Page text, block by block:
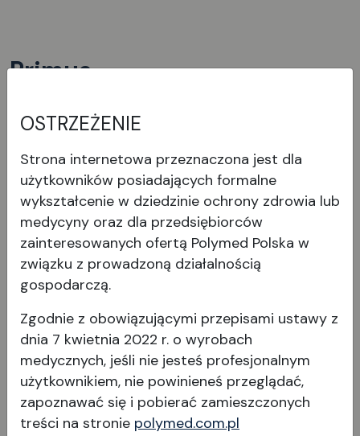
Primus
Stół operacyjny PRIMUS to pierwszy wybór, jeśli
szerokiej gamy zastosowań operacyjnych.
Wielofunkcyjny i zawierający wszystkie dodatki -
od trójwymiarowo regulowanego wezgłowia,
przez zintegrowane standardowe szyny w ramie
ze stali nierdzewnej, po zintegrowany przełącznik
nożny do obsługi bez użycia rąk. I oczywiście
wyposażony w funkcję inteligentnego samolotu -
pleców.
Wyświetl produkt
OSTRZEŻENIE
Strona internetowa przeznaczona jest dla
użytkowników posiadających formalne
wykształcenie w dziedzinie ochrony zdrowia lub
medycyny oraz dla przedsiębiorców
zainteresowanych ofertą Polymed Polska w
związku z prowadzoną działalnością
gospodarczą.
Zgodnie z obowiązującymi przepisami ustawy z
dnia 7 kwietnia 2022 r. o wyrobach
medycznych, jeśli nie jesteś profesjonalnym
użytkownikiem, nie powinieneś przeglądać,
zapoznawać się i pobierać zamieszczonych
treści na stronie polymed.com.pl